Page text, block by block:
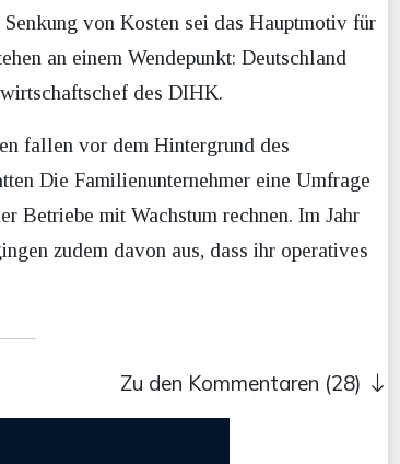
von Kosten sei das Hauptmotiv für
an einem Wendepunkt: Deutschland
des DIHK.
fallen vor dem Hintergrund des
Die Familienunternehmer eine Umfrage
Betriebe mit Wachstum rechnen. Im Jahr
zudem davon aus, dass ihr operatives
Zu den Kommentaren (28)